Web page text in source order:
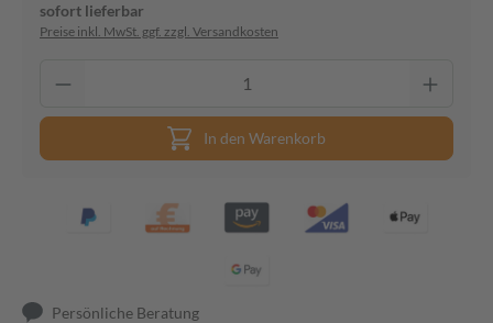
sofort lieferbar
Preise inkl. MwSt. ggf. zzgl. Versandkosten
In den Warenkorb
Persönliche Beratung